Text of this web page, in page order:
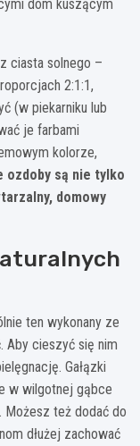
dom kuszącym
ciasta solnego –
2:1:1,
(w piekarniku lub
je farbami
kolorze,
ozdoby są nie tylko
domowy
ten wykonany ze
Aby cieszyć się nim
Gałązki
w wilgotnej gąbce
Możesz też dodać do
dłużej zachować